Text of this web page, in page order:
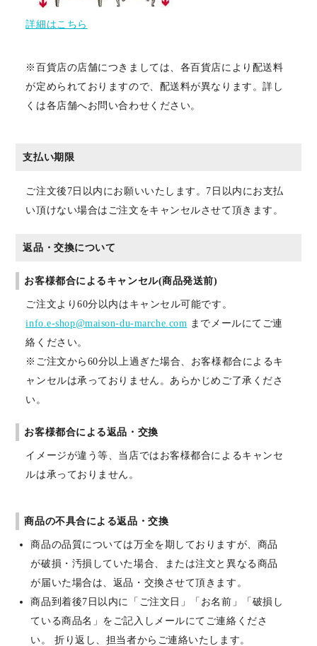
詳細はこちら
※百貨店の店舗につきましては、各百貨店により配送料
が定められておりますので、配送料が異なります。詳し
くは各店舗へお問い合わせください。
支払い期限
ご注文後7日以内にお願いいたします。7日以内にお支払
い頂けない場合はご注文をキャンセルさせて頂きます。
返品・交換について
お客様都合によるキャンセル(商品発送前)
ご注文より60分以内はキャンセル可能です。
info.e-shop@maison-du-marche.com までメールにてご連
絡ください。
※ご注文から60分以上過ぎた場合、お客様都合によるキ
ャンセルは承っておりません。あらかじめご了承くださ
い。
お客様都合による返品・交換
イメージが違う等、当店ではお客様都合によるキャンセ
ルは承っておりません。
商品の不具合による返品・交換
商品の品質については万全を期しておりますが、商品
が破損・汚損していた場合、または注文と異なる商品
が届いた場合は、返品・交換させて頂きます。
商品到着後7日以内に「ご注文日」「お名前」「破損し
ている商品名」をご記入しメールにてご連絡くださ
い。 折り返し、担当者からご連絡いたします。